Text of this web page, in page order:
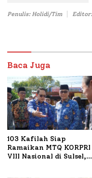
Penulis: Holidi/Tim
Baca Juga
103 Kafilah Siap
Ramaikan MTQ KORPRI
VIII Nasional di Sulsel,